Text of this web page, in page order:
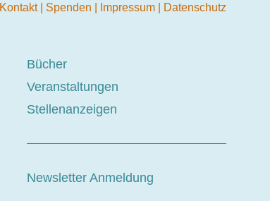
Kontakt Spenden Impressum Datenschutz
Bücher
Veranstaltungen
Stellenanzeigen
Newsletter Anmeldung